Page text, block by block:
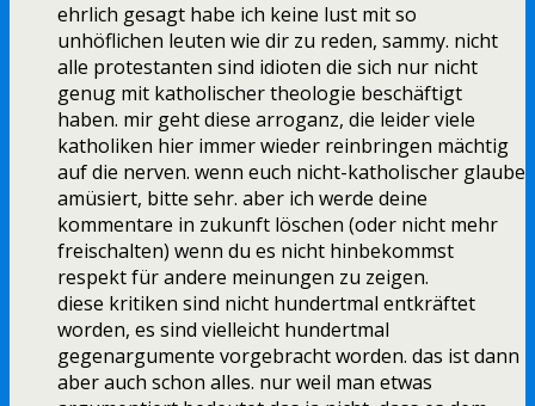
ehrlich gesagt habe ich keine lust mit so
unhöflichen leuten wie dir zu reden, sammy. nicht
alle protestanten sind idioten die sich nur nicht
genug mit katholischer theologie beschäftigt
haben. mir geht diese arroganz, die leider viele
katholiken hier immer wieder reinbringen mächtig
auf die nerven. wenn euch nicht-katholischer glaube
amüsiert, bitte sehr. aber ich werde deine
kommentare in zukunft löschen (oder nicht mehr
freischalten) wenn du es nicht hinbekommst
respekt für andere meinungen zu zeigen.
diese kritiken sind nicht hundertmal entkräftet
worden, es sind vielleicht hundertmal
gegenargumente vorgebracht worden. das ist dann
aber auch schon alles. nur weil man etwas